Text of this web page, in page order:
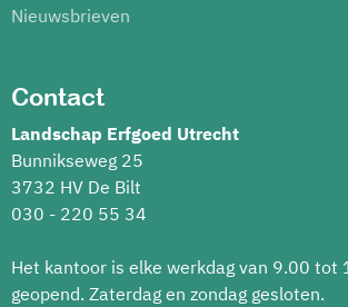
Nieuwsbrieven
Contact
Landschap Erfgoed Utrecht
Bunnikseweg 25
3732 HV De Bilt
030 - 220 55 34
Het kantoor is elke werkdag van 9.00 tot
geopend. Zaterdag en zondag gesloten.